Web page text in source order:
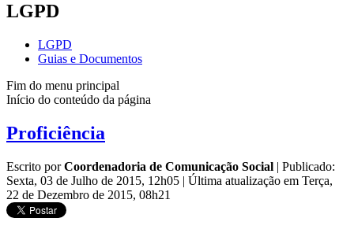
LGPD
LGPD
Guias e Documentos
Fim do menu principal
Início do conteúdo da página
Proficiência
Escrito porCoordenadoria de Comunicação Social | Publicado:
Sexta, 03 de Julho de 2015, 12h05 | Última atualização em Terça,
22 de Dezembro de 2015, 08h21